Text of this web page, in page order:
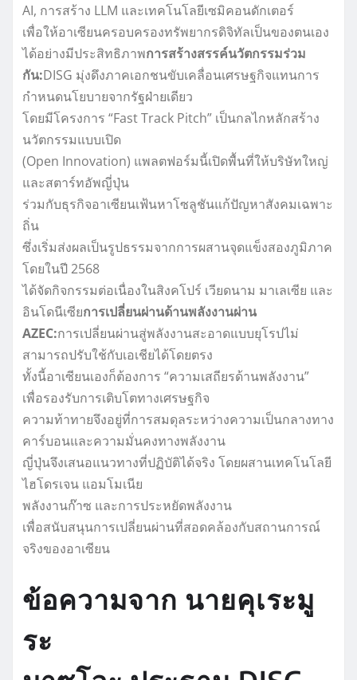
AI, การสร้าง LLM และเทคโนโลยีเซมิคอนดักเตอร์
เพื่อให้อาเซียนครอบครองทรัพยากรดิจิทัลเป็นของตนเอง
ได้อย่างมีประสิทธิภาพการสร้างสรรค์นวัตกรรมร่วม
กัน:DISG มุ่งดึงภาคเอกชนขับเคลื่อนเศรษฐกิจแทนการ
กำหนดนโยบายจากรัฐฝ่ายเดียว
โดยมีโครงการ “Fast Track Pitch” เป็นกลไกหลักสร้าง
นวัตกรรมแบบเปิด
(Open Innovation) แพลตฟอร์มนี้เปิดพื้นที่ให้บริษัทใหญ่
และสตาร์ทอัพญี่ปุ่น
ร่วมกับธุรกิจอาเซียนเฟ้นหาโซลูชันแก้ปัญหาสังคมเฉพาะ
ถิ่น
ซึ่งเริ่มส่งผลเป็นรูปธรรมจากการผสานจุดแข็งสองภูมิภาค
โดยในปี 2568
ได้จัดกิจกรรมต่อเนื่องในสิงคโปร์ เวียดนาม มาเลเซีย และ
อินโดนีเซียการเปลี่ยนผ่านด้านพลังงานผ่าน
AZEC:การเปลี่ยนผ่านสู่พลังงานสะอาดแบบยุโรปไม่
สามารถปรับใช้กับเอเชียได้โดยตรง
ทั้งนี้อาเซียนเองก็ต้องการ “ความเสถียรด้านพลังงาน”
เพื่อรองรับการเติบโตทางเศรษฐกิจ
ความท้าทายจึงอยู่ที่การสมดุลระหว่างความเป็นกลางทาง
คาร์บอนและความมั่นคงทางพลังงาน
ญี่ปุ่นจึงเสนอแนวทางที่ปฏิบัติได้จริง โดยผสานเทคโนโลยี
ไฮโดรเจน แอมโมเนีย
พลังงานก๊าซ และการประหยัดพลังงาน
เพื่อสนับสนุนการเปลี่ยนผ่านที่สอดคล้องกับสถานการณ์
จริงของอาเซียน
ข้อความจาก นายคุเระมู
ระ